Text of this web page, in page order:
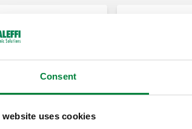
Consent
website uses cookies
për fiksim në mur,